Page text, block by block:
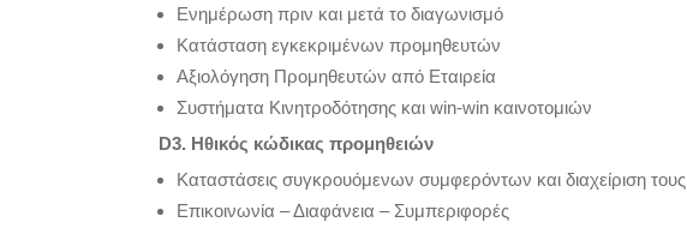
Ενημέρωση πριν και μετά το διαγωνισμό
Κατάσταση εγκεκριμένων προμηθευτών
Αξιολόγηση Προμηθευτών από Εταιρεία
Συστήματα Κινητροδότησης και win-win καινοτομιών
D3. Ηθικός κώδικας προμηθειών
Kαταστάσεις συγκρουόμενων συμφερόντων και διαχείριση τους
Επικοινωνία – Διαφάνεια – Συμπεριφορές